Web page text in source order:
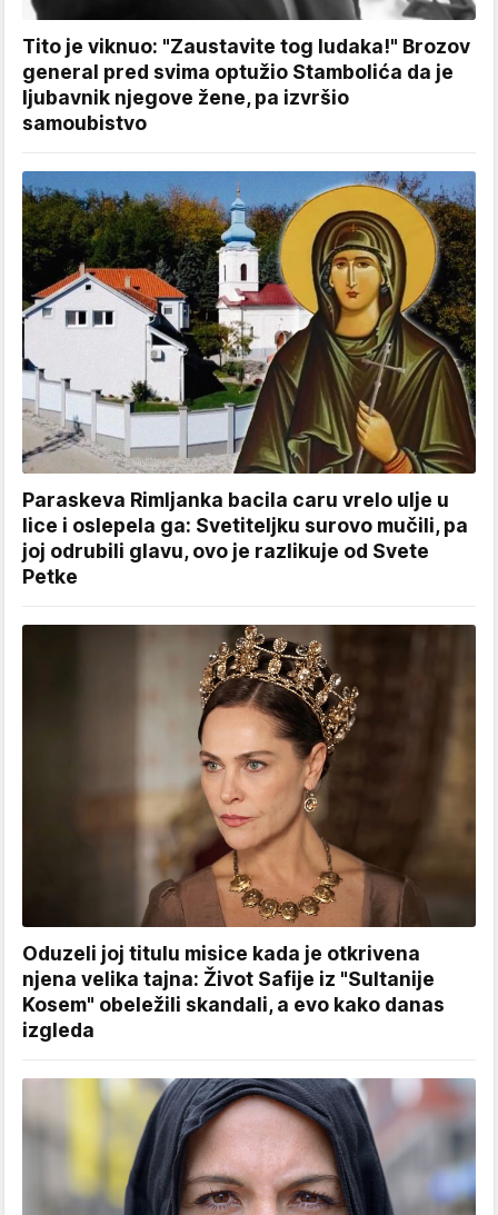
Tito je viknuo: "Zaustavite tog ludaka!" Brozov
general pred svima optužio Stambolića da je
ljubavnik njegove žene, pa izvršio
samoubistvo
Paraskeva Rimljanka bacila caru vrelo ulje u
lice i oslepela ga: Svetiteljku surovo mučili, pa
joj odrubili glavu, ovo je razlikuje od Svete
Petke
Oduzeli joj titulu misice kada je otkrivena
njena velika tajna: Život Safije iz "Sultanije
Kosem" obeležili skandali, a evo kako danas
izgleda